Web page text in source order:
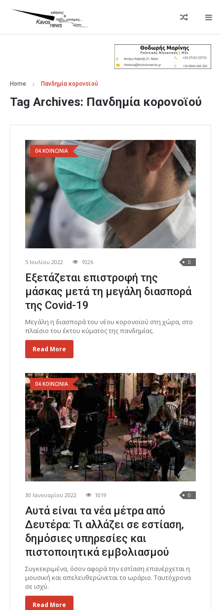
Home Πανδημία κορονοϊού
Tag Archives: Πανδημία κορονοϊού
04.ΚΟΙΝΩΝΙΑ
5 Ιουλίου 2022 1026 0
Eξετάζεται επιστροφή της
μάσκας μετά τη μεγάλη διασπορά
της Covid-19
Μεγάλη η διασπορά του νέου κορονοϊού στη χώρα, στο
πλαίσιο του έκτου κύματος της πανδημίας.
Read More
04.ΚΟΙΝΩΝΙΑ
30 Ιανουαρίου 2022 1019 0
Αυτά είναι τα νέα μέτρα από
Δευτέρα: Τι αλλάζει σε εστίαση,
δημόσιες υπηρεσίες και
πιστοποιητικά εμβολιασμού
Συγκεκριμένα, όσον αφορά την εστίαση επανέρχεται η
μουσική και απελευθερώνεται το ωράριο. Tαυτόχρονα
σε ισχύ.
Read More